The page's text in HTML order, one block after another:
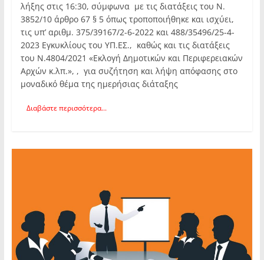
λήξης στις 16:30, σύμφωνα µε τις διατάξεις του Ν.
3852/10 άρθρο 67 § 5 όπως τροποποιήθηκε και ισχύει,
τις υπ’ αριθμ. 375/39167/2-6-2022 και 488/35496/25-4-
2023 Εγκυκλίους του ΥΠ.ΕΣ., καθώς και τις διατάξεις
του Ν.4804/2021 «Εκλογή Δημοτικών και Περιφερειακών
Αρχών κ.λπ.», , για συζήτηση και λήψη απόφασης στο
μοναδικό θέμα της ημερήσιας διάταξης
Διαβάστε περισσότερα...